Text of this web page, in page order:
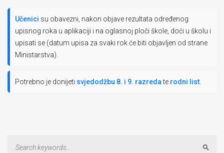
Učenici su obavezni, nakon objave rezultata određenog
upisnog roka u aplikaciji i na oglasnoj ploči škole, doći u školu i
upisati se (datum upisa za svaki rok će biti objavljen od strane
Ministarstva).
Potrebno je donijeti svjedodžbu 8. i 9. razredate rodni list.